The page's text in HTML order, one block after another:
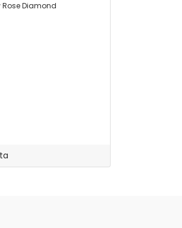
Diamond